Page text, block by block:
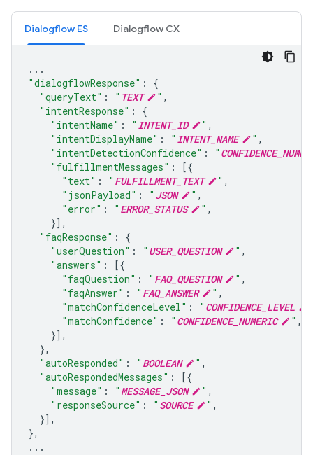
Dialogflow ES Dialogflow CX
...
"dialogflowResponse" :
{
"queryText" : " TEXT " ,
"intentResponse" :
{
"intentName" : " INTENT_ID " ,
"intentDisplayName" : " INTENT_NAME " ,
"intentDetectionConfidence" : "
"fulfillmentMessages" :
[{
"text" : " FULFILLMENT_TEXT " ,
"jsonPayload" : " JSON " ,
"error" : " ERROR_STATUS " ,
}],
"faqResponse" :
{
"userQuestion" : " USER_QUESTION " ,
"answers" :
[{
"faqQuestion" : " FAQ_QUESTION " ,
"faqAnswer" : " FAQ_ANSWER " ,
"matchConfidenceLevel" : " CONFIDENCE_LEVEL
"matchConfidence" : " CONFIDENCE_NUMERIC " ,
}],
},
"autoResponded" : " BOOLEAN " ,
"autoRespondedMessages" :
[{
"message" : " MESSAGE_JSON " ,
"responseSource" : " SOURCE " ,
}],
},
...